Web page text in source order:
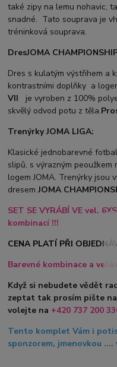
také zipy na lemu nohavic,
snadné. Tato souprava je
tréninková souprava.
DresJOMA
Dres s kulatým výstřihem a
kontrastními doplňky a
VII
je vyroben z 100%
skvělý odvod potu z těla.
Trenýrky JOMA LIGA:
Klasické jednobarevné
slipů, s výrazným
logem JOMA. Trenýrky jsou
dresemJOMA
SET SE VYRÁBÍ VE vel.
kombinací !!!
CENA PLATÍ PŘI
Barevné kombinace a
Když si nebudete vědět
zeptat tak prosím pište na
volejte na +420 737 200
Tento komplet Vám i
sponzorem, jmenovkou ....